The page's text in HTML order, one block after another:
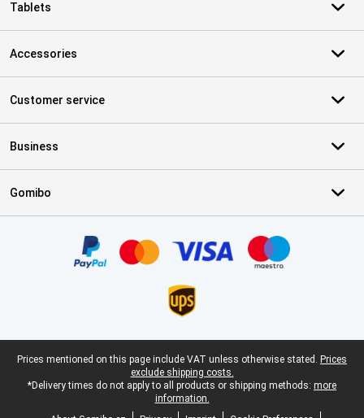
Tablets
Accessories
Customer service
Business
Gomibo
Legal footer
Prices mentioned on this page include VAT unless otherwise stated. Prices
exclude shipping costs.
*Delivery times do not apply to all products or shipping methods: more
information.